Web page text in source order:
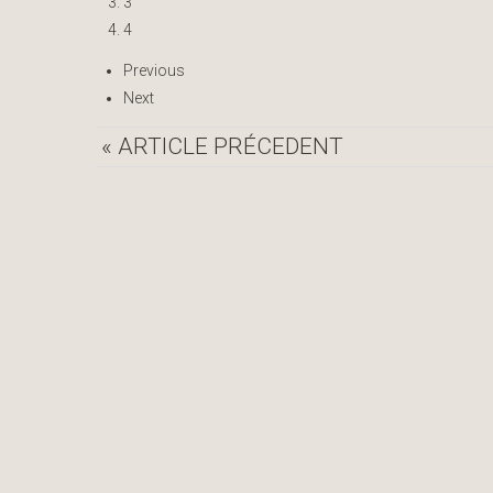
4
Previous
Next
« ARTICLE PRÉCEDENT